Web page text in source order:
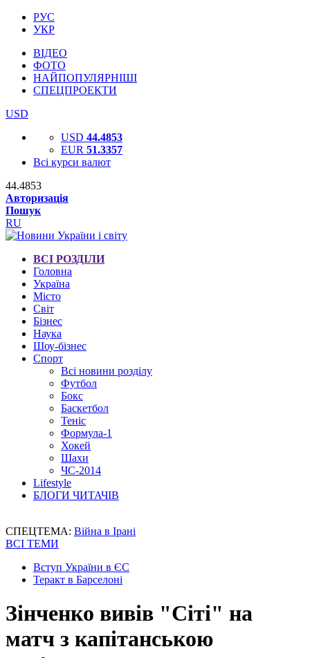
РУС
УКР
ВІДЕО
ФОТО
НАЙПОПУЛЯРНІШІ
СПЕЦПРОЕКТИ
USD
USD 44.4853
EUR 51.3357
Всі курси валют
44.4853
Авторизація
Пошук
RU
ВСІ РОЗДІЛИ
Головна
Україна
Місто
Світ
Бізнес
Наука
Шоу-бізнес
Спорт
Всі новини розділу
Футбол
Бокс
Баскетбол
Теніс
Формула-1
Хокей
Шахи
ЧС-2014
Lifestyle
БЛОГИ ЧИТАЧІВ
СПЕЦТЕМА: Війна в Ірані
ВСІ ТЕМИ
Вступ України в ЄС
Теракт в Барселоні
Зінченко вивів "Сіті" на
матч з капітанською